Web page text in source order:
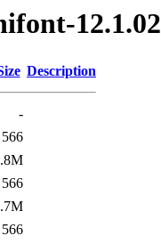
12.1.02
Description
-
566
566
566